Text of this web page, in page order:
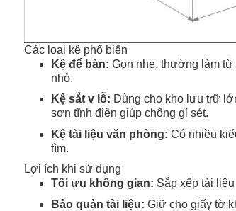
Các loại kệ phổ biến
Kệ để bàn: Gọn nhẹ, thường làm
nhỏ.
Kệ sắt v lỗ: Dùng cho kho lưu trữ
sơn tĩnh điện giúp chống gỉ sét.
Kệ tài liệu văn phòng: Có nhiều
tìm.
Lợi ích khi sử dụng
Tối ưu không gian: Sắp xếp tài
Bảo quản tài liệu: Giữ cho giấy tờ